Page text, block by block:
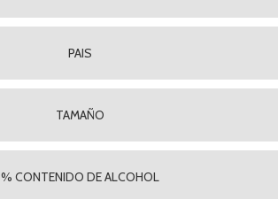
PAIS
TAMAÑO
% CONTENIDO DE ALCOHOL